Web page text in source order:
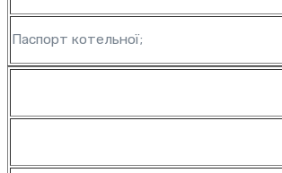
Паспорт котельної;